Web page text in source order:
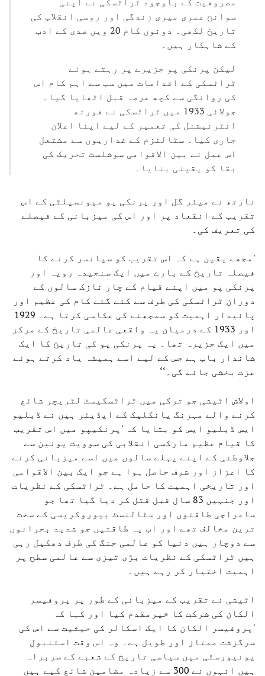
سوانح عمری میری زندگی اور روسی انقلاب کی
تاریخ لکھی۔ دونوں کام 20 ویں صدی کے ادب
کے شاہکار ہیں۔
لیکن پرنکی پو جزیرے پر رہتے ہوئے
ٹراٹسکی کے اقدامات میں سب سے اہم کام اس
کی روانگی سے کچھ عرصہ قبل اٹھایا گیا۔
جولائی 1933 میں ٹراٹسکی نے فورتھ
انٹرنیشنل کی تعمیر کے لیے اپنا اعلان
جاری کیا۔ سٹالنزم کے غداریوں سے مشتعل
اس عمل نے بین الاقوامی سوشلسٹ تحریک کی
بقا کو یقینی بنایا۔
نارتھ نے میئر گل اور پرنکی پو میونسپلٹی کے اس
تقریب کے انقعاد پر اور اس کی میزبانی کے فیصلے
کی تعریف کی۔
'مجھے یقین ہے کہ اس تقریب کو سپانسر کرنے کا
فیصلہ تاریخ کے بارے میں ایک سنجیدہ رویہ اور
پرنکی پو میں اپنے قیام کے چار نازک سالوں کے
دوران ٹراٹسکی کی طرف سے کئے گئے کام کی عظیم اور
پائیدار اہمیت کو سمجھنے کی عکاسی کرتا ہے۔ 1929
اور 1933 کے درمیان یہ واقعی عالمی تاریخ کے مرکز
میں ایک جزیرہ تھا۔ یہ پرنکی پو کی تاریخ کا ایک
شاندار باب ہے جس کے لیے اسے ہمیشہ یاد کرتے ہوئے
عزت بخشی جائے گی۔‘‘
اولاش اٹیشی جو ترکی میں ٹراٹسکیسٹ لٹریچر شائع
کرنے والے مہرنگ یانکلیک کے ایڈیٹر ہیں نے ڈبلیو
ایس ڈبلیو ایس کو بتایا کہ 'پرنکیپو میں اس تقریب
کا قیام عظیم مارکسی انقلابی کی سوویت یونین سے
جلاوطنی کے اپنے پہلے سالوں میں اسے میزبانی کرنے
کا اعزاز اور شرف حاصل ہوا ہے جو ایک بین الاقوامی
اور تاریخی اہمیت کا حامل ہے۔ ٹراٹسکی کے نظریات
اور جنہیں 83 سال قبل قتل کر دیا گیا تھا جو
سامراجی طاقتوں اور سٹالنسٹ بیوروکریسی کے سخت
ترین مخالف تھے اور اب یہ طاقتیں جو شدید بحرانوں
سے دوچار ہیں دنیا کو عالمی جنگ کی طرف دھکیل رہی
ہیں ٹراٹسکی کے نظریات بڑی تیزی سے عالمی سطح پر
اہمیت اختیار کر رہے ہیں۔
اٹیشی نے تقریب کے میزبانی کے طور پر پروفیسر
الکان کی شرکت کا خیرمقدم کیا اور کہا کہ
'پروفیسر الکان کا ایک اسکالر کی حیثیت سے اس کی
سرگزشت ممتاز اور طویل ہے۔ وہ اس وقت استنبول
یونیورسٹی میں سیاسی تاریخ کے شعبے کے سربراہ
ہیں انہوں نے 300 سے زیادہ مضامین شائع کیے ہیں